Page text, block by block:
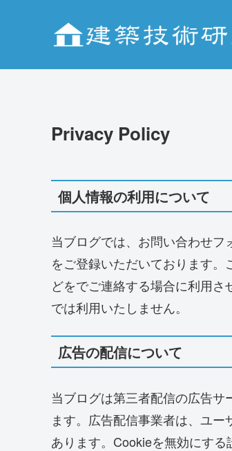
Privacy Policy
個人情報の利用について
当ブログでは、お問い合わせ
をご登録いただいております
どをでご連絡する場合に利用
では利用いたしません。
広告の配信について
当ブログは第三者配信の広告
ます。広告配信事業者は、ユ
あります。Cookieを無効にす